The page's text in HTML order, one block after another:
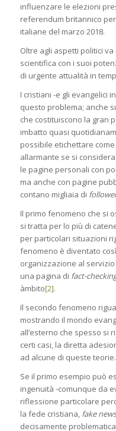
influenzare le elezioni
referendum britannico
italiane del marzo 2018.
Oltre agli aspetti politici
scientifica con i suoi
di urgente attualità in
I cristiani -e gli evangelici
questo problema; anche
che costituiscono la gran
imbatto quasi
possibile etichettare come
allarmante se si
le pagine personali con
ma anche con pagine
contano migliaia di
Il primo fenomeno che si
si tratta per lo più di
per particolari situazioni
fenomeno è diventato
organizzazione al
una pagina di fact-
àmbito[2].
Il secondo fenomeno
mostrando il mondo
all’esterno che spesso si
certi casi, la diretta
ad alcune di queste teorie.
Se il primo esempio può
ingenuità -comunque da
riflessione particolare
la fede cristiana, fake news
decisamente